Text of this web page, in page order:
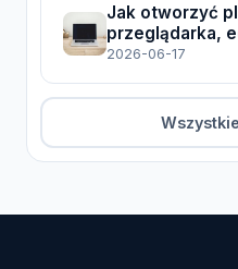
Jak otworzyć
przeglądarka,
2026-06-17